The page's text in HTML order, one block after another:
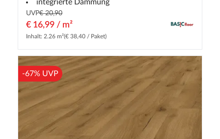
integrierte Dämmung
UVP€ 20,90
€ 16,99 / m²
Inhalt: 2.26 m²(€ 38,40 / Paket)
-67% UVP